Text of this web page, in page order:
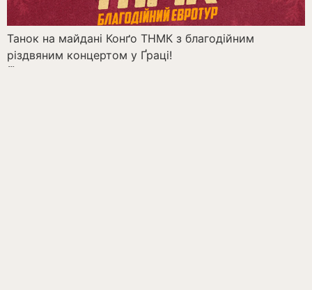
Танок на майдані Конґо ТНМК з благодійним
різдвяним концертом у Ґраці!